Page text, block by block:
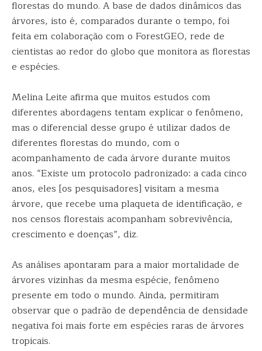
florestas do mundo. A base de dados dinâmicos das
árvores, isto é, comparados durante o tempo, foi
feita em colaboração com o ForestGEO, rede de
cientistas ao redor do globo que monitora as florestas
e espécies.
Melina Leite afirma que muitos estudos com
diferentes abordagens tentam explicar o fenômeno,
mas o diferencial desse grupo é utilizar dados de
diferentes florestas do mundo, com o
acompanhamento de cada árvore durante muitos
anos. “Existe um protocolo padronizado: a cada cinco
anos, eles [os pesquisadores] visitam a mesma
árvore, que recebe uma plaqueta de identificação, e
nos censos florestais acompanham sobrevivência,
crescimento e doenças”, diz.
As análises apontaram para a maior mortalidade de
árvores vizinhas da mesma espécie, fenômeno
presente em todo o mundo. Ainda, permitiram
observar que o padrão de dependência de densidade
negativa foi mais forte em espécies raras de árvores
tropicais.